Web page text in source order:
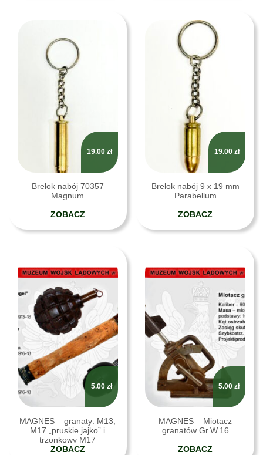
Brelok nabój 70357
Magnum
19.00 zł
ZOBACZ
Brelok nabój 9 x 19 mm
Parabellum
19.00 zł
ZOBACZ
MAGNES – granaty: M13,
M17 „pruskie jajko” i
trzonkowy M17
5.00 zł
ZOBACZ
MAGNES – Miotacz
granatów Gr.W.16
5.00 zł
ZOBACZ